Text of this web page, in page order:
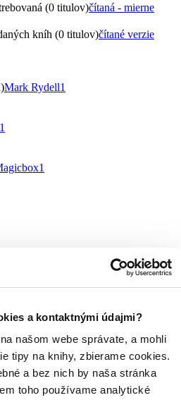
a kontaktnými údajmi?
našom webe správate, a mohli
tipy na knihy, zbierame cookies.
a bez nich by naša stránka
toho používame analytické
(0 titulov)čítaná - mierne
kníh (0 titulov)čítané verzie
Mark Rydell1
1
1